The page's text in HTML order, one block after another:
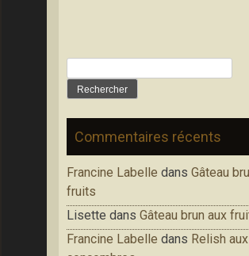
Commentaires récents
Francine Labelle dans Gâteau
fruits
Lisette dans Gâteau brun aux
Francine Labelle dans Relish aux